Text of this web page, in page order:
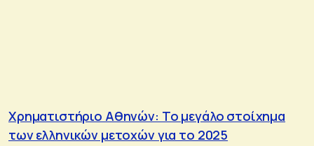
Χρηματιστήριο Αθηνών: Το μεγάλο στοίχημα
των ελληνικών μετοχών για το 2025